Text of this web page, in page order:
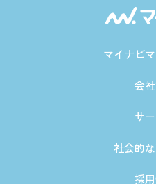
マイナビ
会
サ
社会的
採